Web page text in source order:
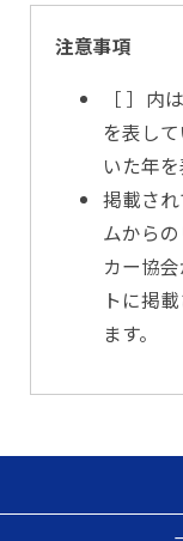
注意事項
［ ］内
を表し
いた年を
掲載さ
ムから
カー協
トに掲
ます。